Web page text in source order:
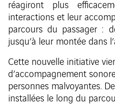
réagiront plus
interactions et leur
parcours du passager :
jusqu’à leur montée dans
Cette nouvelle initiative
d’accompagnement
personnes malvoyantes.
installées le long du